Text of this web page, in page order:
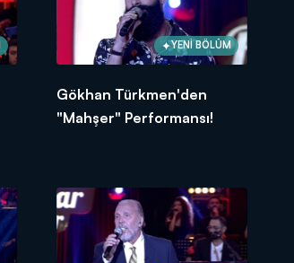
YENİ BÖLÜM
Gökhan Türkmen'den
"Mahşer" Performansı!